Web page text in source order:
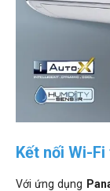
Kết nối Wi-
Với ứng dụng